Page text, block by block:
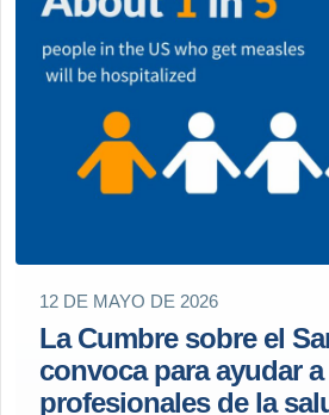
12 DE MAYO DE 2026
La Cumbre sobre el
convoca para ayudar
profesionales de la